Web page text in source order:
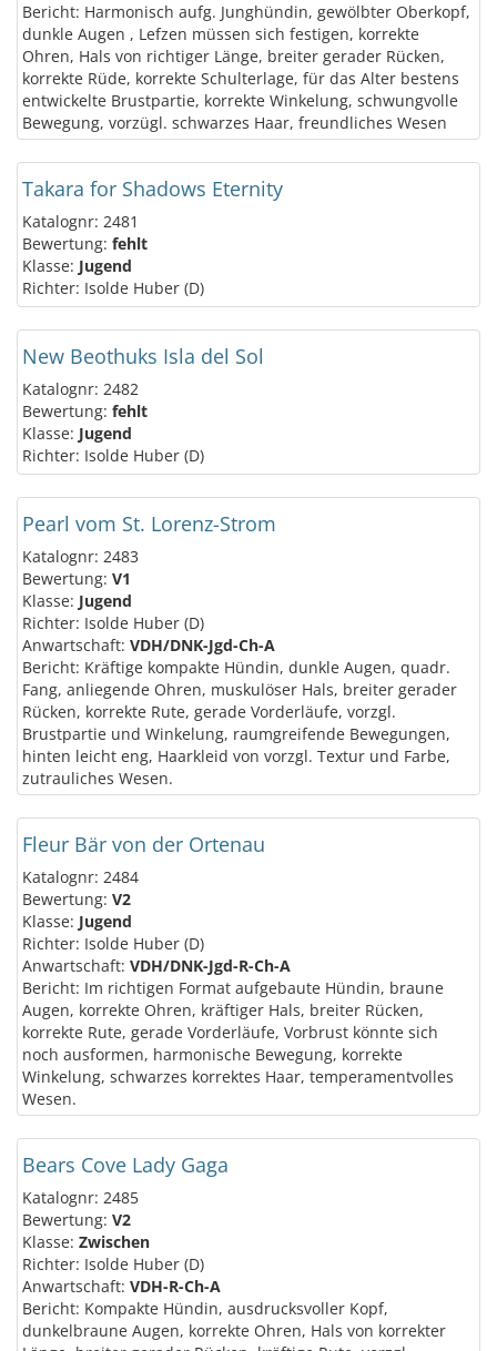
Bericht: Harmonisch aufg. Junghündin, gewölbter Oberkopf,
dunkle Augen , Lefzen müssen sich festigen, korrekte
Ohren, Hals von richtiger Länge, breiter gerader Rücken,
korrekte Rüde, korrekte Schulterlage, für das Alter bestens
entwickelte Brustpartie, korrekte Winkelung, schwungvolle
Bewegung, vorzügl. schwarzes Haar, freundliches Wesen
Takara for Shadows Eternity
Katalognr: 2481
Bewertung: fehlt
Klasse: Jugend
Richter: Isolde Huber (D)
New Beothuks Isla del Sol
Katalognr: 2482
Bewertung: fehlt
Klasse: Jugend
Richter: Isolde Huber (D)
Pearl vom St. Lorenz-Strom
Katalognr: 2483
Bewertung: V1
Klasse: Jugend
Richter: Isolde Huber (D)
Anwartschaft: VDH/DNK-Jgd-Ch-A
Bericht: Kräftige kompakte Hündin, dunkle Augen, quadr.
Fang, anliegende Ohren, muskulöser Hals, breiter gerader
Rücken, korrekte Rute, gerade Vorderläufe, vorzgl.
Brustpartie und Winkelung, raumgreifende Bewegungen,
hinten leicht eng, Haarkleid von vorzgl. Textur und Farbe,
zutrauliches Wesen.
Fleur Bär von der Ortenau
Katalognr: 2484
Bewertung: V2
Klasse: Jugend
Richter: Isolde Huber (D)
Anwartschaft: VDH/DNK-Jgd-R-Ch-A
Bericht: Im richtigen Format aufgebaute Hündin, braune
Augen, korrekte Ohren, kräftiger Hals, breiter Rücken,
korrekte Rute, gerade Vorderläufe, Vorbrust könnte sich
noch ausformen, harmonische Bewegung, korrekte
Winkelung, schwarzes korrektes Haar, temperamentvolles
Wesen.
Bears Cove Lady Gaga
Katalognr: 2485
Bewertung: V2
Klasse: Zwischen
Richter: Isolde Huber (D)
Anwartschaft: VDH-R-Ch-A
Bericht: Kompakte Hündin, ausdrucksvoller Kopf,
dunkelbraune Augen, korrekte Ohren, Hals von korrekter